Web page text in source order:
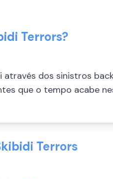
Terrors?
através dos sinistros
que o tempo acabe
Terrors